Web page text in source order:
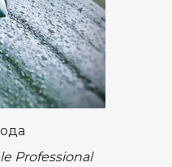
Professional